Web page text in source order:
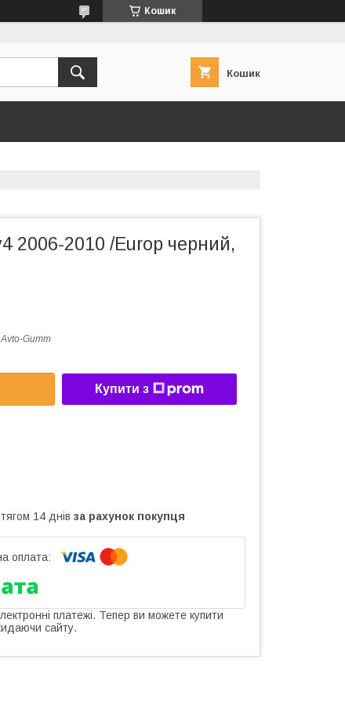
Кошик
Кошик
2006-2010 /Europ черний,
Gumm
Купити з
14 днів за рахунок покупця
платежі. Тепер ви можете купити
сайту.